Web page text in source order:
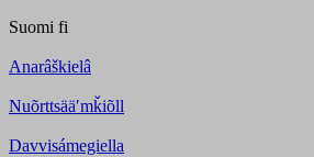
Suomi fi
Anarâškielâ
Nuõrttsääʹmǩiõll
Davvisámegiella